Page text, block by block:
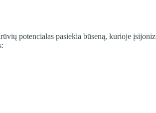
potencialas pasiekia būseną, kurioje